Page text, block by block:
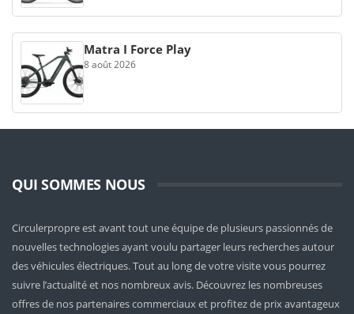
Matra I Force Play
8 août 2026
QUI SOMMES NOUS
Circulerpropre est avant tout une équipe de plusieurs passionnés de
nouvelles technologies ayant voulu partager leurs recherches autour
des véhicules électriques. Tout au long de votre visite vous pourrez
suivre l’actualité et nos nombreux avis. Découvrez les nombreuses
offres de nos partenaires commerciaux et profitez de prix avantageux